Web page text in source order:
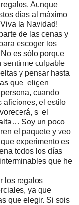
Aunque
días al máximo
la Navidad!
de las cenas y
escoger los
es sólo porque
sentirme culpable
y pensar hasta
que eligen
cuando
aficiones, el estilo
si el
Soy un poco
el paquete y veo
experimento es
todos los días
que he
los regalos
ya que
que elegir. Si sois